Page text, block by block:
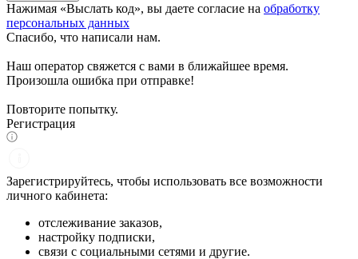
Нажимая «Выслать код», вы даете согласие на обработку
персональных данных
Спасибо, что написали нам.
Наш оператор свяжется с вами в ближайшее время.
Произошла ошибка при отправке!
Повторите попытку.
Регистрация
Зарегистрируйтесь, чтобы использовать все возможности
личного кабинета:
отслеживание заказов,
настройку подписки,
связи с социальными сетями и другие.